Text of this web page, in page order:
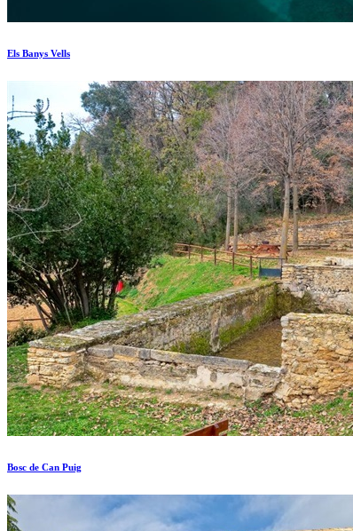
Els Banys Vells
Bosc de Can Puig